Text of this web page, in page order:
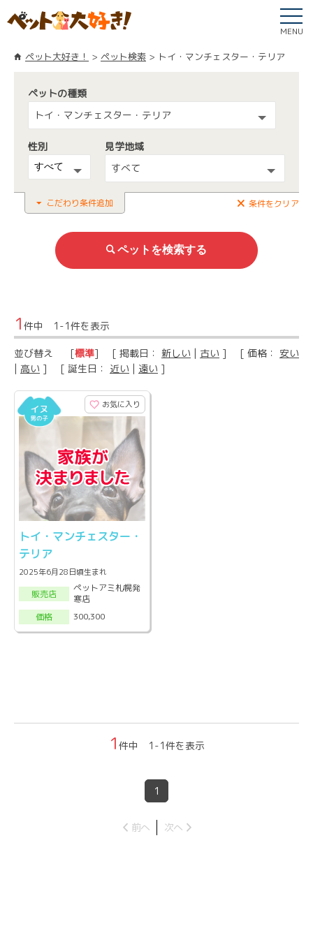
MENU
ペット大好き！ ペット検索 トイ・マンチェスター・テリア
ペットの種類
トイ・マンチェスター・テリア
性別
見学地域
すべて
こだわり条件追加 条件をクリア
1 件中 1-1件を表示
並び替え [標準] [ 掲載日： 新しい | 古い ] [ 価格： 安い
| 高い ] [ 誕生日： 近い | 遠い ]
お気に入り
トイ・マンチェスター・
テリア
2025年6月28日頃生まれ
販売店
ペットアミ札幌発
寒店
価格
300,300
1 件中 1-1件を表示
1
前へ 次へ